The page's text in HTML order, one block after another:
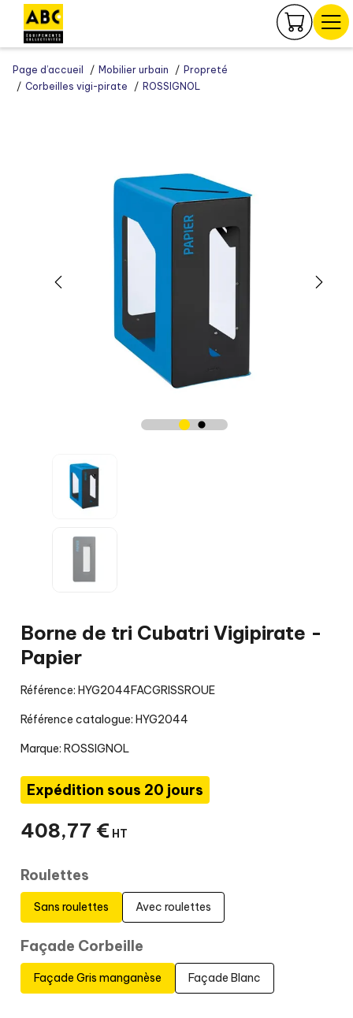
Page d’accueil Mobilier urbain
Propreté
Corbeilles vigi-pirate
ROSSIGNOL
Borne de tri Cubatri Vigipirate -
Papier
Référence: HYG2044FACGRISSROUE
Référence catalogue: HYG2044
Marque: ROSSIGNOL
Expédition sous 20 jours
408,77 € HT
Roulettes
Sans roulettes Avec roulettes
Façade Corbeille
Façade Gris manganèse Façade Blanc
Panneau de gestion des cookies